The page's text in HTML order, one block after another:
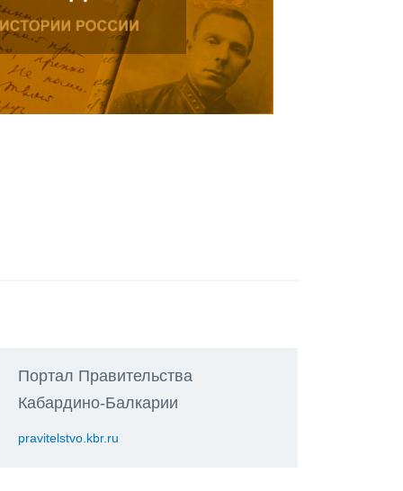
Портал Правительства
Кабардино-Балкарии
pravitelstvo.kbr.ru